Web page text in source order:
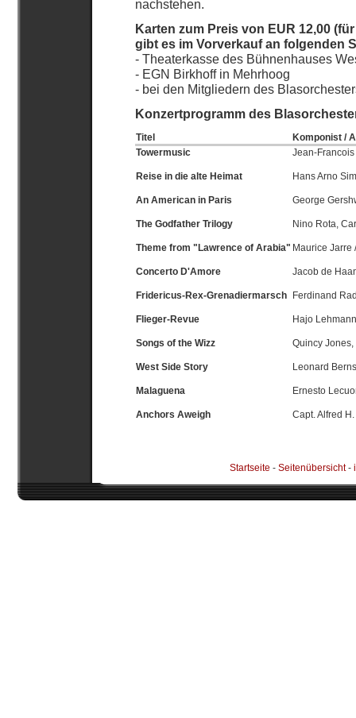
nachstehen.
Karten zum Preis von EUR 12,00
gibt es im Vorverkauf an folgenden
- Theaterkasse des Bühnenhauses
- EGN Birkhoff in Mehrhoog
- bei den Mitgliedern des
Konzertprogramm des
Titel
Komponist /
Towermusic
Jean-
Reise in die alte Heimat Hans Arno
An American in Paris George
The Godfather Trilogy Nino Rota,
Theme from "Lawrence of Arabia" Maurice Jarre
Concerto D'Amore Jacob de
Fridericus-Rex-Grenadiermarsch Ferdinand
Flieger-Revue Hajo
Songs of the Wizz Quincy
West Side Story Leonard
Malaguena Ernesto
Anchors Aweigh Capt. Alfred
Startseite - Seitenübersicht-